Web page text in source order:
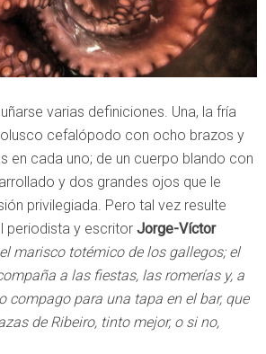
varias definiciones. Una, la fría
cefalópodo con ocho brazos y
en cada uno; de un cuerpo blando con
y dos grandes ojos que le
privilegiada. Pero tal vez resulte
periodista y escritor Jorge-Víctor
marisco totémico de los gallegos; el
a las fiestas, las romerías y, a
compago para una tapa en el bar, que
de Ribeiro, tinto mejor, o si no,